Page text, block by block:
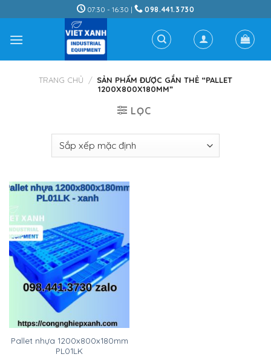
to
content
07:30 - 16:30 | 098.441.3730
TRANG CHỦ / SẢN PHẨM ĐƯỢC GẮN THẺ “PALLET
1200X800X180MM”
LỌC
Pallet nhựa 1200x800x180mm
PL01LK